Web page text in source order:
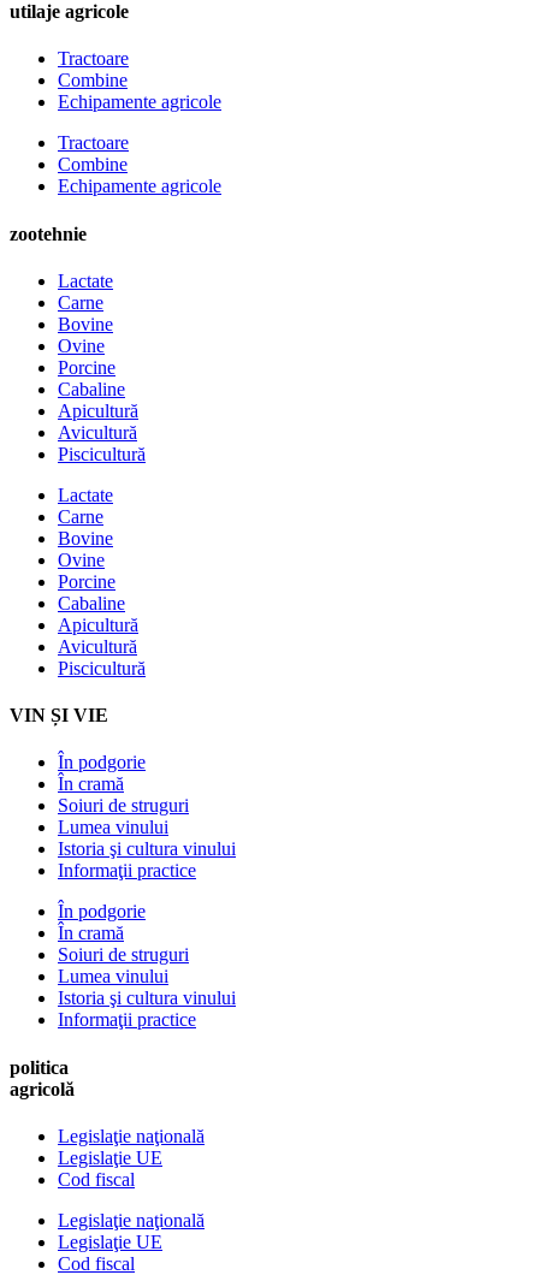
utilaje agricole
Tractoare
Combine
Echipamente agricole
Tractoare
Combine
Echipamente agricole
zootehnie
Lactate
Carne
Bovine
Ovine
Porcine
Cabaline
Apicultură
Avicultură
Piscicultură
Lactate
Carne
Bovine
Ovine
Porcine
Cabaline
Apicultură
Avicultură
Piscicultură
VIN ȘI VIE
În podgorie
În cramă
Soiuri de struguri
Lumea vinului
Istoria şi cultura vinului
Informaţii practice
În podgorie
În cramă
Soiuri de struguri
Lumea vinului
Istoria şi cultura vinului
Informaţii practice
politica
agricolă
Legislaţie naţională
Legislaţie UE
Cod fiscal
Legislaţie naţională
Legislaţie UE
Cod fiscal